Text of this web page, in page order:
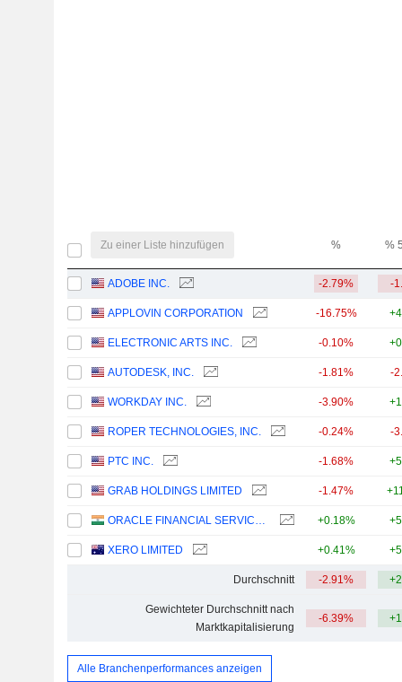
Zu einer Liste hinzufügen % %
ADOBE INC. -2.79% -
APPLOVIN CORPORATION -16.75%
ELECTRONIC ARTS INC. -0.10%
AUTODESK, INC. -1.81% -
WORKDAY INC. -3.90%
ROPER TECHNOLOGIES, INC. -0.24% -
PTC INC. -1.68%
GRAB HOLDINGS LIMITED -1.47%
ORACLE FINANCIAL SERVICES SOFTWARE LIMITED +0.18%
XERO LIMITED +0.41%
Durchschnitt -2.91%
Gewichteter Durchschnitt nach
Marktkapitalisierung
-6.39%
Alle Branchenperformances anzeigen